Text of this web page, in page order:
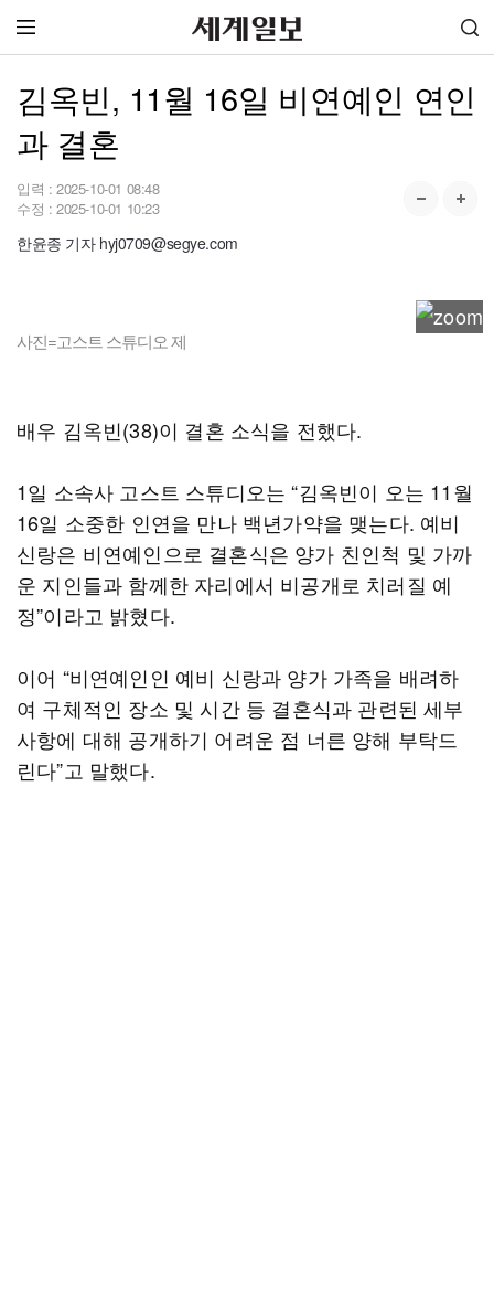
김옥빈, 11월 16일 비연예인 연인
과 결혼
입력 : 2025-10-01 08:48
수정 : 2025-10-01 10:23
한윤종 기자 hyj0709@segye.com
사진=고스트 스튜디오 제
배우 김옥빈(38)이 결혼 소식을 전했다.
1일 소속사 고스트 스튜디오는 “김옥빈이 오는 11월
16일 소중한 인연을 만나 백년가약을 맺는다. 예비
신랑은 비연예인으로 결혼식은 양가 친인척 및 가까
운 지인들과 함께한 자리에서 비공개로 치러질 예
정”이라고 밝혔다.
이어 “비연예인인 예비 신랑과 양가 가족을 배려하
여 구체적인 장소 및 시간 등 결혼식과 관련된 세부
사항에 대해 공개하기 어려운 점 너른 양해 부탁드
린다”고 말했다.